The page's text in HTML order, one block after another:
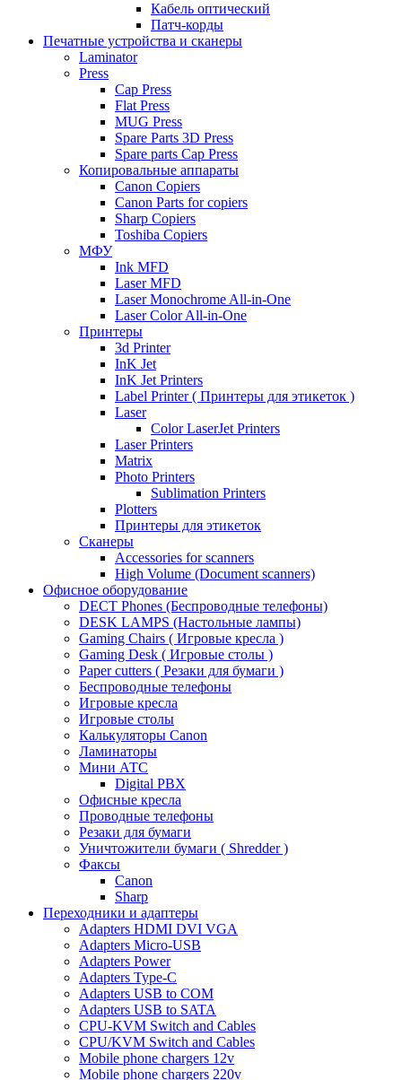
Кабель оптический
Патч-корды
Печатные устройства и сканеры
Laminator
Press
Cap Press
Flat Press
MUG Press
Spare Parts 3D Press
Spare parts Cap Press
Копировальные аппараты
Canon Copiers
Canon Parts for copiers
Sharp Copiers
Toshiba Copiers
МФУ
Ink MFD
Laser MFD
Laser Monochrome All-in-One
Laser Color All-in-One
Принтеры
3d Printer
InK Jet
InK Jet Printers
Label Printer ( Принтеры для этикеток )
Laser
Color LaserJet Printers
Laser Printers
Matrix
Photo Printers
Sublimation Printers
Plotters
Принтеры для этикеток
Сканеры
Accessories for scanners
High Volume (Document scanners)
Офисное оборудование
DECT Phones (Беспроводные телефоны)
DESK LAMPS (Настольные лампы)
Gaming Chairs ( Игровые кресла )
Gaming Desk ( Игровые столы )
Paper cutters ( Резаки для бумаги )
Беспроводные телефоны
Игровые кресла
Игровые столы
Калькуляторы Canon
Ламинаторы
Мини АТС
Digital PBX
Офисные кресла
Проводные телефоны
Резаки для бумаги
Уничтожители бумаги ( Shredder )
Факсы
Canon
Sharp
Переходники и адаптеры
Adapters HDMI DVI VGA
Adapters Micro-USB
Adapters Power
Adapters Type-C
Adapters USB to COM
Adapters USB to SATA
CPU-KVM Switch and Cables
CPU/KVM Switch and Cables
Mobile phone chargers 12v
Mobile phone chargers 220v